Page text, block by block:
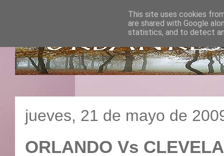
jueves, 21 de mayo de
ORLANDO Vs
This site uses cookies
are shared with Google
statistics, and to detect